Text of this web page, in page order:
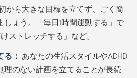
から大きな目標を立てず、ごく簡
しょう。「毎日1時間運動する」で
ストレッチする」など。
る： あなたの生活スタイルやADHD
理のない計画を立てることが長続